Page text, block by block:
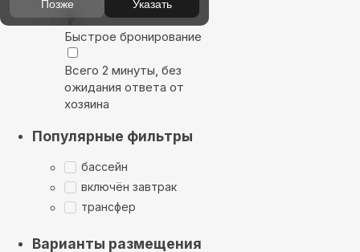
Быстрое бронирование
Всего 2 минуты, без
ожидания ответа от
хозяина
Популярные фильтры
бассейн
включён завтрак
трансфер
Варианты размещения
Позже Указать